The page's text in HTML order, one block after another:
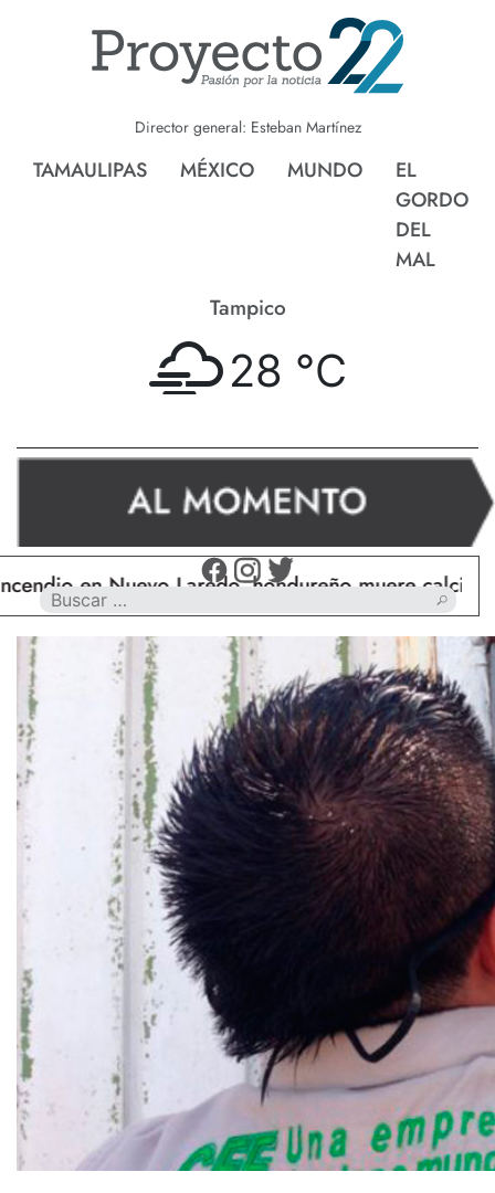
Director general: Esteban Martínez
TAMAULIPAS MÉXICO MUNDO
EL
GORDO
DEL
MAL
Tampico
28 °C
Nuevo Laredo, hondureño muere calcinado